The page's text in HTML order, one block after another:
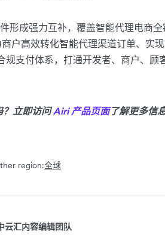
形成强力互补，覆盖智能代理电商
户高效转化智能代理渠道订单、实
规支付体系，打通开发者、商户、顾
立即访问Airi 产品页面了解更多信
region:全球
云汇内容编辑团队